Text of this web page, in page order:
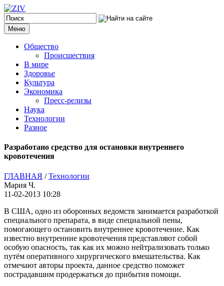
Меню
Общество
Происшествия
В мире
Здоровье
Культура
Экономика
Пресс-релизы
Наука
Технологии
Разное
Разработано средство для остановки внутреннего
кровотечения
ГЛАВНАЯ /Технологии
Мария Ч.
11-02-2013 10:28
В США, одно из оборонных ведомств занимается разработкой
специального препарата, в виде специальной пены,
помогающего остановить внутреннее кровотечение. Как
известно внутренние кровотечения представляют собой
особую опасность, так как их можно нейтрализовать только
путём оперативного хирургического вмешательства. Как
отмечают авторы проекта, данное средство поможет
пострадавшим продержаться до прибытия помощи.